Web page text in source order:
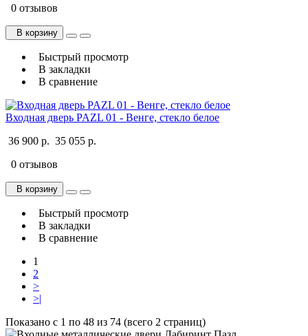
0 отзывов
В корзину
Быстрый просмотр
В закладки
В сравнение
Входная дверь PAZL 01 - Венге, стекло белое
36 900 р. 35 055 р.
0 отзывов
В корзину
Быстрый просмотр
В закладки
В сравнение
1
2
>
>|
Показано с 1 по 48 из 74 (всего 2 страниц)